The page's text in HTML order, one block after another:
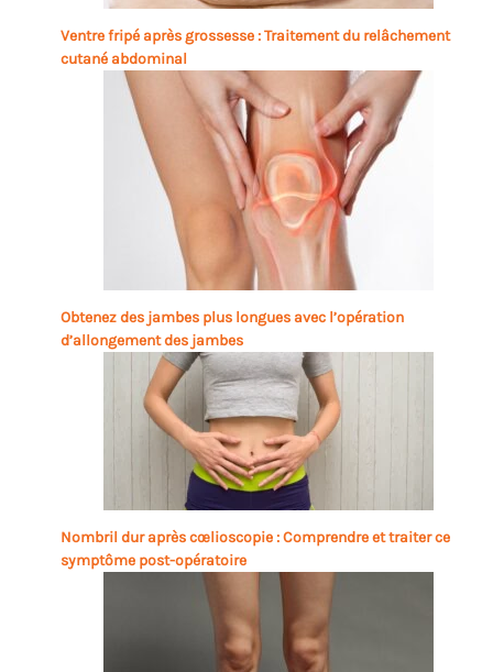
Ventre fripé après grossesse : Traitement du relâchement
cutané abdominal
Obtenez des jambes plus longues avec l’opération
d’allongement des jambes
Nombril dur après cœlioscopie : Comprendre et traiter ce
symptôme post-opératoire